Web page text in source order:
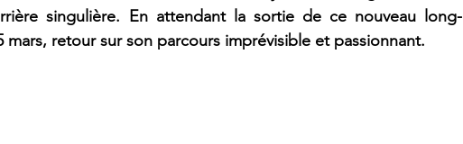
singulière. En attendant la sortie de ce nouveau long-
retour sur son parcours imprévisible et passionnant.